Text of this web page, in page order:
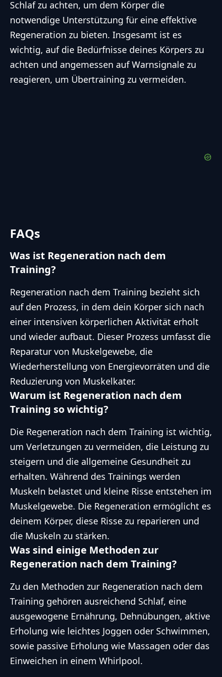
Schlaf zu achten, um dem Körper die
notwendige Unterstützung für eine effektive
Regeneration zu bieten. Insgesamt ist es
wichtig, auf die Bedürfnisse deines Körpers zu
achten und angemessen auf Warnsignale zu
reagieren, um Übertraining zu vermeiden.
FAQs
Was ist Regeneration nach dem
Training?
Regeneration nach dem Training bezieht sich
auf den Prozess, in dem dein Körper sich nach
einer intensiven körperlichen Aktivität erholt
und wieder aufbaut. Dieser Prozess umfasst die
Reparatur von Muskelgewebe, die
Wiederherstellung von Energievorräten und die
Reduzierung von Muskelkater.
Warum ist Regeneration nach dem
Training so wichtig?
Die Regeneration nach dem Training ist wichtig,
um Verletzungen zu vermeiden, die Leistung zu
steigern und die allgemeine Gesundheit zu
erhalten. Während des Trainings werden
Muskeln belastet und kleine Risse entstehen im
Muskelgewebe. Die Regeneration ermöglicht es
deinem Körper, diese Risse zu reparieren und
die Muskeln zu stärken.
Was sind einige Methoden zur
Regeneration nach dem Training?
Zu den Methoden zur Regeneration nach dem
Training gehören ausreichend Schlaf, eine
ausgewogene Ernährung, Dehnübungen, aktive
Erholung wie leichtes Joggen oder Schwimmen,
sowie passive Erholung wie Massagen oder das
Einweichen in einem Whirlpool.